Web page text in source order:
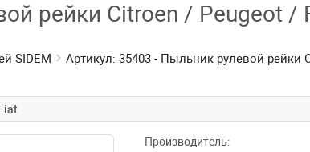
рейки Citroen / Peugeot /
SIDEM Артикул: 35403 - Пыльник рулевой рейки
Производитель: